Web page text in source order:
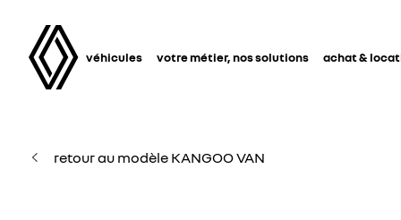
véhicules votre métier, nos solutions achat &
retour au modèle KANGOO VAN